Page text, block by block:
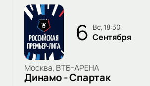
6 вс, 18:30
Сентября
Москва, ВТБ-АРЕНА
Динамо - Спартак